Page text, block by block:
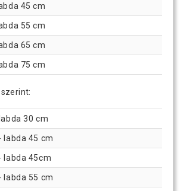
45 cm
55 cm
65 cm
75 cm
30 cm
labda 45 cm
labda 45cm
labda 55 cm